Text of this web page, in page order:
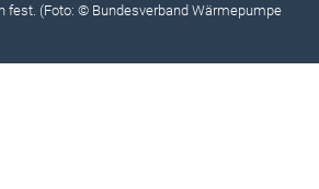
fest. (Foto: © Bundesverband Wärmepumpe